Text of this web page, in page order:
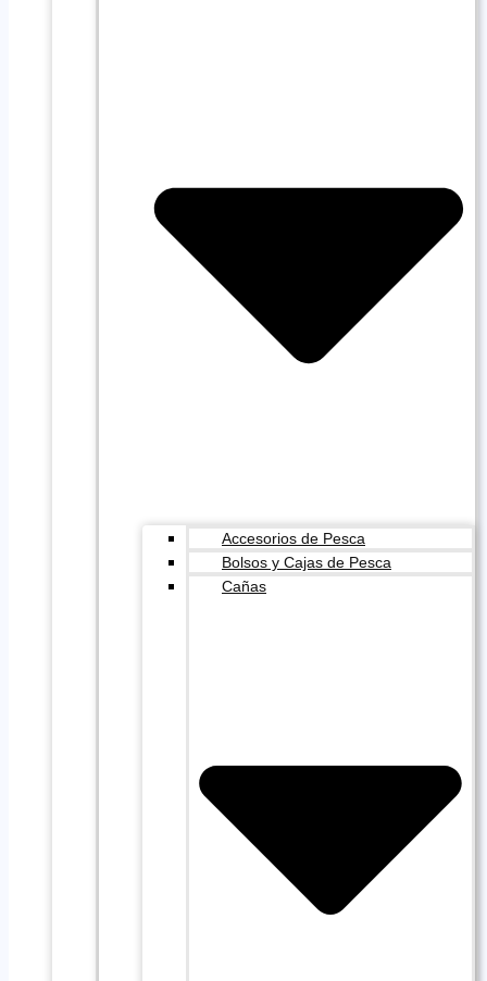
Accesorios de Pesca
Bolsos y Cajas de Pesca
Cañas